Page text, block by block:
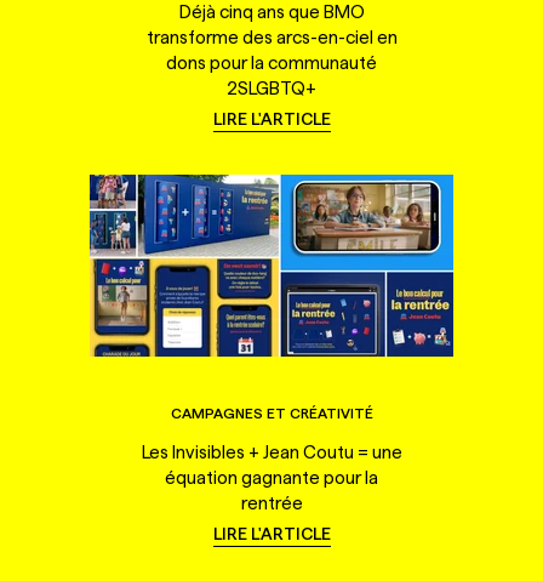
Déjà cinq ans que BMO
transforme des arcs-en-ciel en
dons pour la communauté
2SLGBTQ+
LIRE L'ARTICLE
CAMPAGNES ET CRÉATIVITÉ
Les Invisibles + Jean Coutu = une
équation gagnante pour la
rentrée
LIRE L'ARTICLE